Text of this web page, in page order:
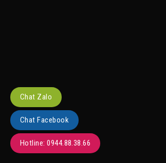
Chat Zalo
Chat Facebook
Hotline: 0944.88.38.66